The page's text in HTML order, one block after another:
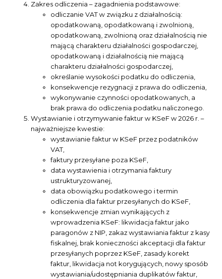
Zakres odliczenia – zagadnienia podstawowe:
odliczanie VAT w związku z działalnością:
opodatkowaną, opodatkowaną i zwolnioną,
opodatkowaną, zwolnioną oraz działalnością nie
mającą charakteru działalności gospodarczej,
opodatkowaną i działalnością nie mającą
charakteru działalności gospodarczej,
określanie wysokości podatku do odliczenia,
konsekwencje rezygnacji z prawa do odliczenia,
wykonywanie czynności opodatkowanych, a
brak prawa do odliczenia podatku naliczonego.
Wystawianie i otrzymywanie faktur w KSeF w 2026 r. –
najważniejsze kwestie:
wystawianie faktur w KSeF przez podatników
VAT,
faktury przesyłane poza KSeF,
data wystawienia i otrzymania faktury
ustrukturyzowanej,
data obowiązku podatkowego i termin
odliczenia dla faktur przesyłanych do KSeF,
konsekwencje zmian wynikających z
wprowadzenia KSeF: likwidacja faktur jako
paragonów z NIP, zakaz wystawiania faktur z kasy
fiskalnej, brak konieczności akceptacji dla faktur
przesyłanych poprzez KSeF, zasady korekt
faktur, likwidacja not korygujących, nowy sposób
wystawiania/udostępniania duplikatów faktur,